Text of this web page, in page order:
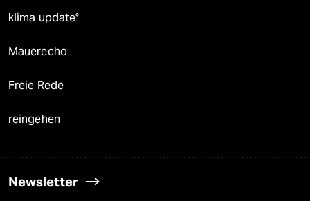
klima update°
Mauerecho
Freie Rede
reingehen
Newsletter